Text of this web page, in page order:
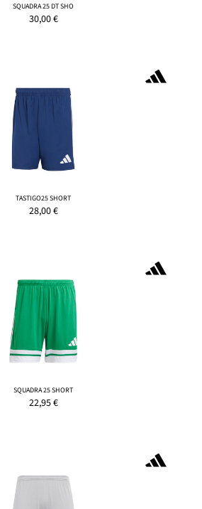
SQUADRA 25 DT SHO
30,00€
TASTIGO25 SHORT
28,00€
SQUADRA 25 SHORT
22,95€